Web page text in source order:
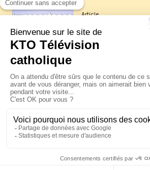
Article
Les reportages
La visite pastorale
XIV à Assise à
jeudi 6 août
Le pape en
Pérou du 6 au 17